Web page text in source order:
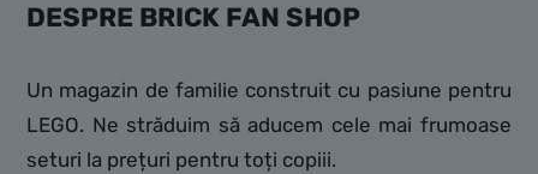
DESPRE BRICK FAN SHOP
Un magazin de familie construit cu pasiune pentru
LEGO. Ne străduim să aducem cele mai frumoase
seturi la prețuri pentru toți copiii.